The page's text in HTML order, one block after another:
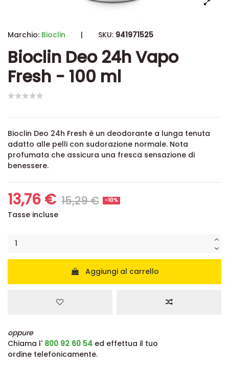
Marchio: Bioclin | SKU: 941971525
Bioclin Deo 24h Vapo
Fresh - 100 ml
Bioclin Deo 24h Fresh è un deodorante a lunga tenuta
adatto alle pelli con sudorazione normale. Nota
profumata che assicura una fresca sensazione di
benessere.
13,76 € 15,29 € -10%
Tasse incluse
Aggiungi al carrello
oppure
Chiama l' 800 92 60 54 ed effettua il tuo
ordine telefonicamente.